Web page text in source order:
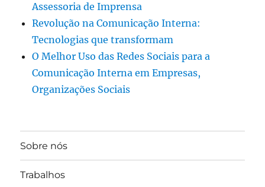
Assessoria de Imprensa
Revolução na Comunicação Interna:
Tecnologias que transformam
O Melhor Uso das Redes Sociais para a
Comunicação Interna em Empresas,
Organizações Sociais
Sobre nós
Trabalhos